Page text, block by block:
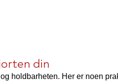
din
holdbarheten. Her er noen